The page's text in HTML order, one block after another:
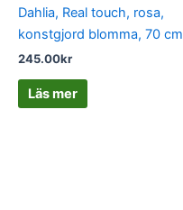
Dahlia, Real touch, rosa,
konstgjord blomma, 70 cm
245.00kr
Läs mer